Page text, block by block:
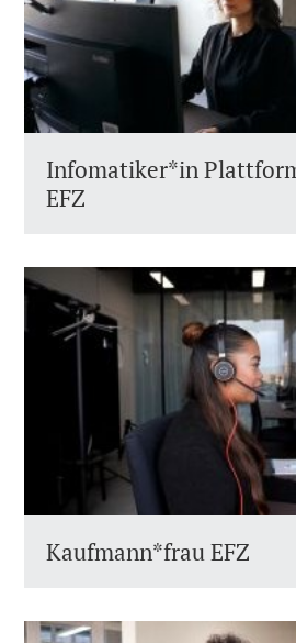
Infomatiker*in
EFZ
Kaufmann*frau EFZ